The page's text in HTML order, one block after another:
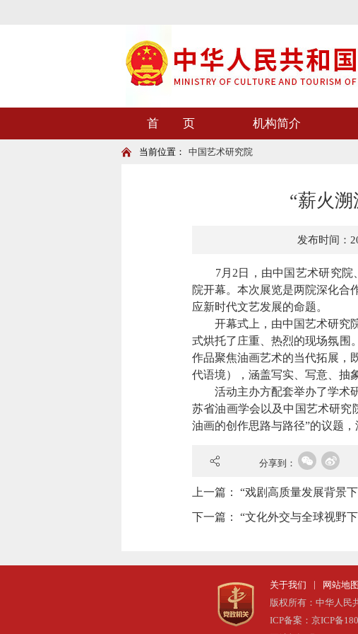
首 页 机构简介
当前位置： 中国艺术研究院
“薪火
发布时间：
7月2日，由中国艺术研究院、
院开幕。本次展览是两院深化合
应新时代文艺发展的命题。
开幕式上，由中国艺术研究院
式烘托了庄重、热烈的现场氛围
作品聚焦油画艺术的当代拓展，
代语境），涵盖写实、写意、抽
活动主办方配套举办了学术研
苏省油画学会以及中国艺术研究
油画的创作思路与路径”的议题
分享到：
上一篇： “戏剧高质量发展背景
下一篇： “文化外交与全球视野